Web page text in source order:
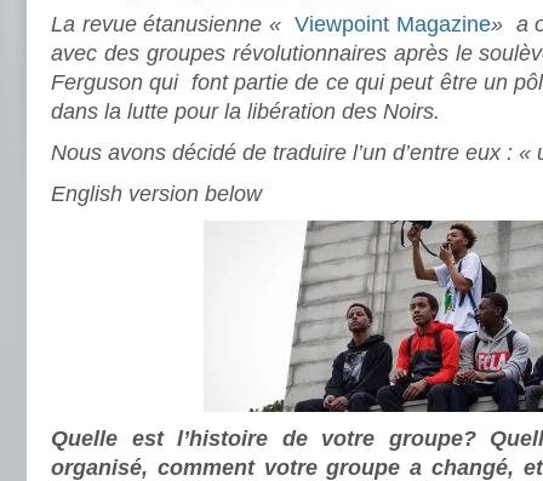
La revue étanusienne « Viewpoint Magazine»a
avec des groupes révolutionnaires après le
Ferguson qui font partie de ce qui peut être un
dans la lutte pour la libération des Noirs.
Nous avons décidé de traduire l’un d’entre eux : «
English version below
Quelle est l’histoire de votre groupe?
organisé, comment votre groupe a changé,